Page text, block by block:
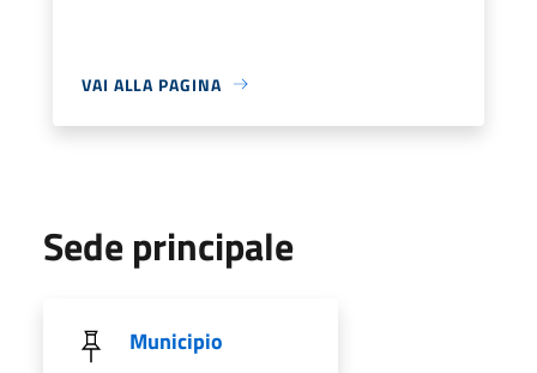
VAI ALLA PAGINA
Sede principale
Municipio